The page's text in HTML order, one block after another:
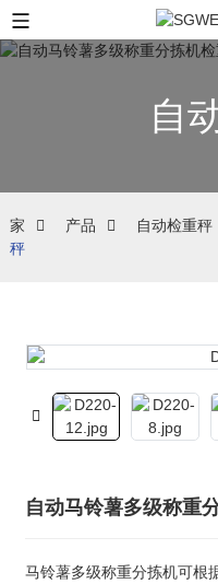
自
家 产品 自动检重秤
秤
自动马铃薯多级称重
马铃薯多级称重分拣机可根